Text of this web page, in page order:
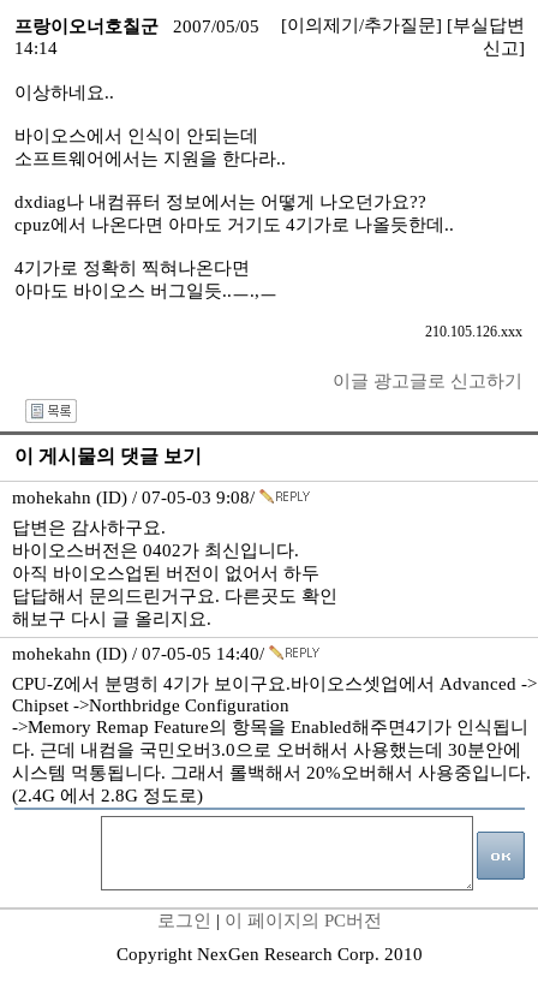
프랑이오너호칠군
2007/05/05
14:14
[이의제기/추가질문] [부실답변
신고]
이상하네요..
바이오스에서 인식이 안되는데
소프트웨어에서는 지원을 한다라..
dxdiag나 내컴퓨터 정보에서는 어떻게 나오던가요??
cpuz에서 나온다면 아마도 거기도 4기가로 나올듯한데..
4기가로 정확히 찍혀나온다면
아마도 바이오스 버그일듯..ㅡ.,ㅡ
210.105.126.xxx
이글 광고글로 신고하기
이 게시물의 댓글 보기
mohekahn (ID) / 07-05-03 9:08/
답변은 감사하구요.
바이오스버전은 0402가 최신입니다.
아직 바이오스업된 버전이 없어서 하두
답답해서 문의드린거구요. 다른곳도 확인
해보구 다시 글 올리지요.
mohekahn (ID) / 07-05-05 14:40/
CPU-Z에서 분명히 4기가 보이구요.바이오스셋업에서 Advanced ->
Chipset ->Northbridge Configuration
->Memory Remap Feature의 항목을 Enabled해주면4기가 인식됩니
다. 근데 내컴을 국민오버3.0으로 오버해서 사용했는데 30분안에
시스템 먹통됩니다. 그래서 롤백해서 20%오버해서 사용중입니다.
(2.4G 에서 2.8G 정도로)
로그인 | 이 페이지의 PC버전
Copyright NexGen Research Corp. 2010